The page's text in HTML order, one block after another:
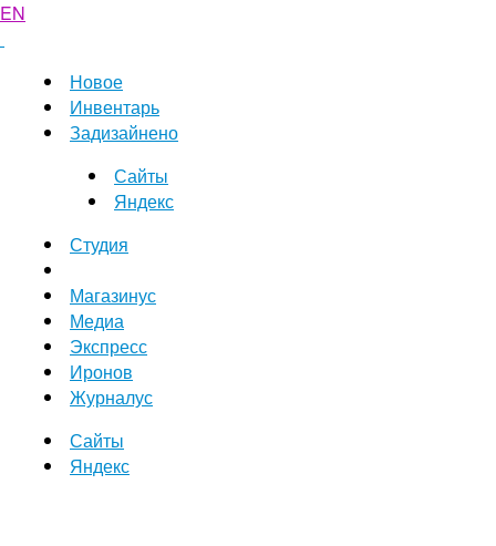
EN
Новое
Инвентарь
Задизайнено
Сайты
Яндекс
Студия
Магазинус
Медиа
Экспресс
Иронов
Журналус
Сайты
Яндекс